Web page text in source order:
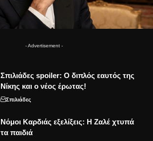
- Advertisement -
Σπιλιάδες spoiler: Ο διπλός εαυτός της
Νίκης και ο νέος έρωτας!
Σπιλιάδες
Νόμοι Καρδιάς εξελίξεις: Η Ζαλέ χτυπά
τα παιδιά